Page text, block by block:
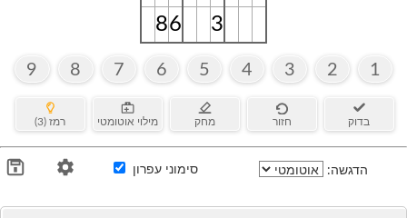
86 3
1
2
3
4
5
6
7
8
9
בדוק חזור מחק מילוי אוטומטי רמז (3)
הדגשה: סימוני עפרון